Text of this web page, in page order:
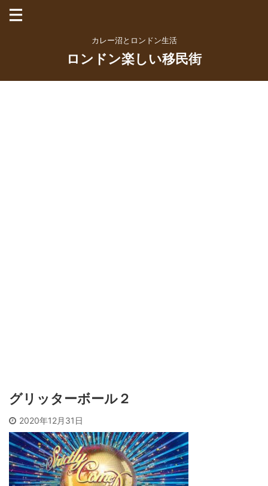
カレー沼とロンドン生活
ロンドン楽しい移民街
グリッターボール２
2020年12月31日